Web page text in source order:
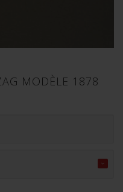
MODÈLE 1878